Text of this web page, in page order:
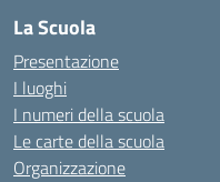
La Scuola
Presentazione
I luoghi
I numeri della scuola
Le carte della scuola
Organizzazione